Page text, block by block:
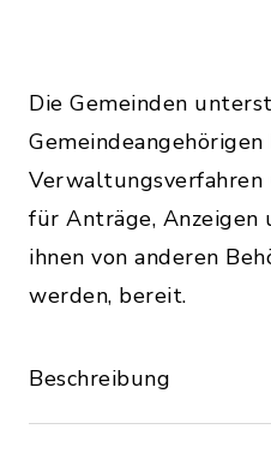
Die Gemeinden
für Anträge, Anzeigen
ihnen von anderen
werden, bereit.
Beschreibung